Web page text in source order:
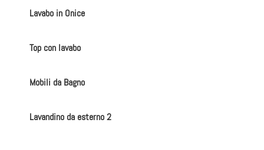
Lavabo in Onice
Top con lavabo
Mobili da Bagno
Lavandino da esterno 2